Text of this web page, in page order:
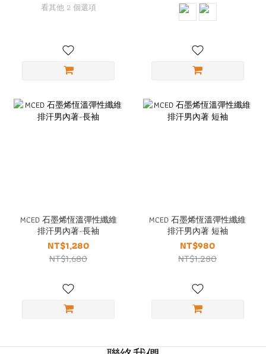
看其他 2 個選項
MCED 石墨烯恆溫彈性纖維
排汗男內著-長袖
NT$1,280
NT$1,680
MCED 石墨烯恆溫彈性纖維
排汗男內著 短袖
NT$980
NT$1,280